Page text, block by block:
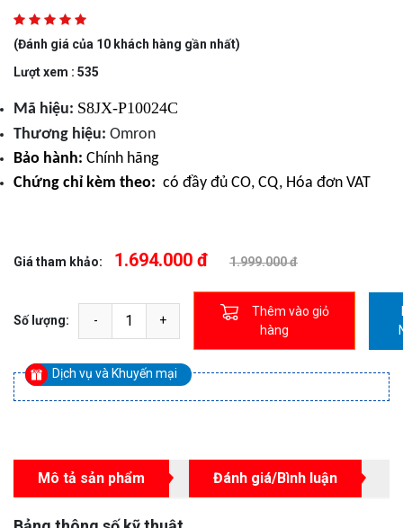
(Đánh giá của 10 khách hàng gần nhất)
Lượt xem : 535
Mã hiệu: S8JX-P10024C
Thương hiệu: Omron
Bảo hành: Chính hãng
Chứng chỉ kèm theo: có đầy đủ CO, CQ, Hóa đơn VAT
Giá tham khảo: 1.694.000 đ 1.999.000 đ
Số lượng:
Thêm vào giỏ
hàng
Dịch vụ và Khuyến mại
Mô tả sản phẩm Đánh giá/Bình luận